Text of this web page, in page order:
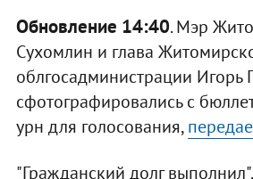
Обновление 14:40. Мэр
Сухомлин и глава
облгосадминистрации Игорь
сфотографировались с
урн для голосования,
"Гражданский долг